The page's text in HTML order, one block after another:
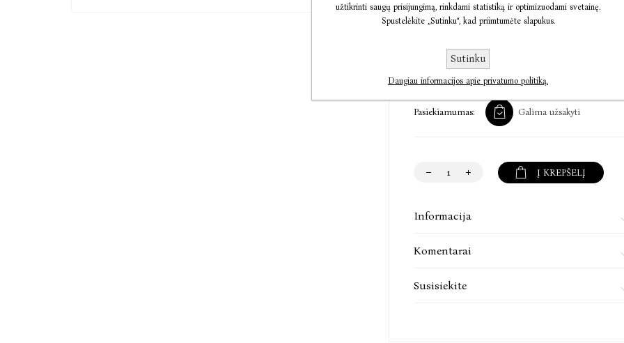
Booklist
žmogžudysčių tyrimui.“
Wall Street Journal
Max Seeck (g. 1985) – Suomijos detektyvų ir
bet nuo 2016-ųjų, kai jo debiutinė knyga
Times“ bestseleris bei „Barnes & Noble“
pradedama serija, kurios pagrindinė veikėja –
€5,00 €11,48
Pasiekiamumas: Galima užsakyti
Į KREPŠELĮ
Informacija
Komentarai
Susisiekite
užtikrinti saugų prisijungimą, rinkdami statistiką ir optimizuodami svetainę.
Spustelėkite „Sutinku“, kad priimtumėte slapukus.
Sutinku
Daugiau informacijos apie privatumo politiką.